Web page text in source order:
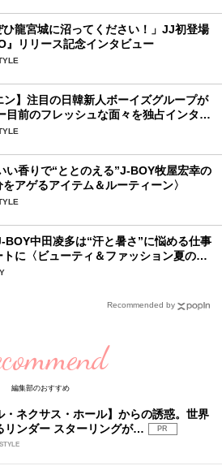
ひ龍宮城に沼ってください！」JJ初登場
リリース記念インタビュー
ン】注目の日韓新人ボーイズグループが
目前のフレッシュな面々を独占インタビ
に迫ります♪
い香りで“ととのえる”J-BOY牧屋宏幸の
アゲるアイテム＆ルーティーン〉
BOY中田凌多は“汗と暑さ”に悩める仕事
に〈ビューティ＆ファッション夏の必
Recommended by
編集部のおすすめ
・ネクサス・ホール】からの誘惑。世界
リンダー スターリングが…
PR